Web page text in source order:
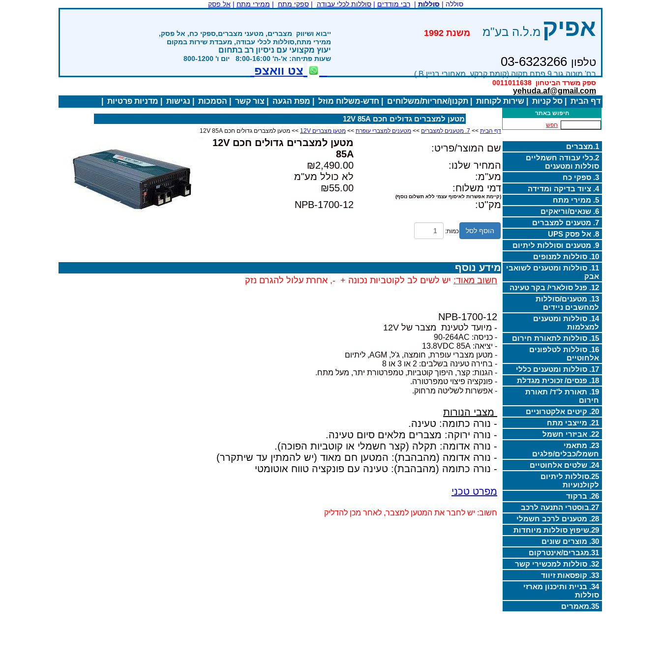
סוללה | סוללות |רבי מודדים |סוללות לכלי עבודה |ספקי מתח | ממירי מתח |אל פסק
אפיק מ.ל.ה בע"מ
טלפון 03-6323266
רח' מוטה גור 9 פתח תקוה (קומת קרקע, מאחורי בניין Bׂ )
ספק משרד הביטחון 0011011638
yehuda.af@gmail.com
ייבוא ושיווק מצברים, מטעני מצברים,ספקי כח, אל פסק,
ממירי מתח,סוללות לכלי עבודה, מעבדת שירות במקום
יעוץ מקצועי עם ניסיון רב בתחום
שעות פתיחה: א'-ה' 8:00-16:00 יום ו' 800-1200
צט וואצפ
דף הבית סל קניות שירות לקוחות תקנון/אחריות/משלוחים חדש-משלוח מוזל מפת הגעה צור קשר הסמכות נגישות מדניות פרטיות
חיפוש באתר
חפש
1.מצברים
2.כלי עבודה חשמליים
סוללות ומטענים
3. ספקי כח
4. ציוד בדיקה ומדידה
5. ממירי מתח
6. שנאים/וריאקים
7. מטענים למצברים
8. אל פסק UPS
9. מטענים וסוללות ליתיום
10. סוללות למנופים
11. סוללות ומטענים לשואבי
אבק
12. פנל סולארי/ בקר טעינה
13. מטענים/סוללות
למחשבים ניידים
14. סוללות ומטענים
למצלמות
15. סוללות לתאורת חירום
16. סוללות לטלפונים
אלחוטיים
17. סוללות ומטענים כללי
18. פנסים/ זכוכית מגדלת
19. תאורת ל'ד/ תאורת
חירום
20. קיטים אלקטרוניים
21. מייצבי מתח
22. אביזרי חשמל
23. מתאמי
חשמל/כבלים/פלגים
24. שלטים אלחוטיים
25.סוללות ליתיום
לקולנועיות
26. ברקוד
27.בוסטרי התנעה לרכב
28. מטענים לרכב חשמלי
29.שיפוץ סוללות מיוחדות
30. מוצרים שונים
31.מגברים/אינטרקום
32. סוללות למכשירי קשר
33. קופסאות זיווד
34. בניית ותיכנון מארזי
סוללות
35.מאמרים
מטען למצברים גדולים חכם 12V 85A
דף הבית >> 7. מטענים למצברים >> מטענים למצברי עופרת >> מטען מצברים 12V >> מטען למצברים גדולים חכם 12V 85A
שם המוצר/פריט:
מטען למצברים גדולים חכם 12V
85A
המחיר שלנו:
₪2,490.00
מע"מ:
לא כולל מע"מ
דמי משלוח:
₪55.00
(קיימת אפשרות לאיסוף עצמי ללא תשלום נוסף)
מק''ט: NPB-1700-12
הוסף לסל כמות:
מידע נוסף
חשוב מאוד: יש לשים לב לקוטביות נכונה + -, אחרת עלול להגרם נזק
NPB-1700-12
- מיועד לטעינת מצבר של 12V
- כניסה: 90-264AC
- יציאה: 13.8VDC 85A
- מטען מצברי עופרת, חומצה, ג'ל, AGM, ליתיום
- בחירה טעינה בשלבים: 2 או 3 או 8
- הגנות: קצר, היפוך קוטביות, טמפרטורת יתר, מעל מתח.
- פונקציה פיצוי טמפרטורה.
- אפשרות לשליטה מרחוק.
מצבי הנורות
- נורה כתומה: טעינה.
- נורה ירוקה: מצברים מלאים סיום טעינה.
- נורה אדומה: תקלה (קצר חשמלי או קוטביות הפוכה).
- נורה אדומה (מהבהבת): המטען חם מאוד (יש להמתין עד שיתקרר)
- נורה כתומה (מהבהבת): טעינה עם פונקציה טווח אוטומטי
מפרט טכני
חשוב: יש לחבר את המטען למצבר, לאחר מכן להדליק